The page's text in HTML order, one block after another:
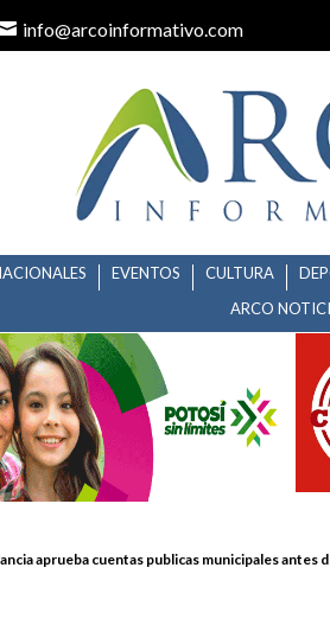
info@arcoinformativo.com
EVENTOS CULTURA
ARCO
aprueba cuentas publicas municipales antes
APRUEBA